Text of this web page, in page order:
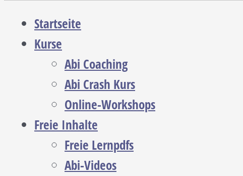
Startseite
Kurse
Abi Coaching
Abi Crash Kurs
Online-Workshops
Freie Inhalte
Freie Lernpdfs
Abi-Videos